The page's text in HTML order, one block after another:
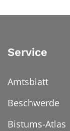
Service
Amtsblatt
Beschwerde
Bistums-Atlas